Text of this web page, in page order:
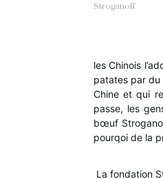
Stroganoff
les Chinois
patates par du
Chine et qui
passe, les
bœuf
pourqoi de la
La fondation